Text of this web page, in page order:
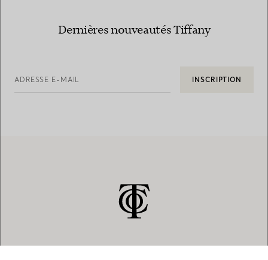
Dernières nouveautés Tiffany
ADRESSE E-MAIL INSCRIPTION